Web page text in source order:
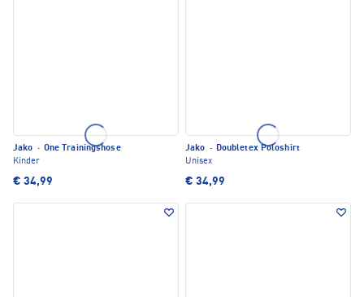
Jako · One Trainingshose
Kinder
€ 34,99
Jako · Doubletex Poloshirt
Unisex
€ 34,99